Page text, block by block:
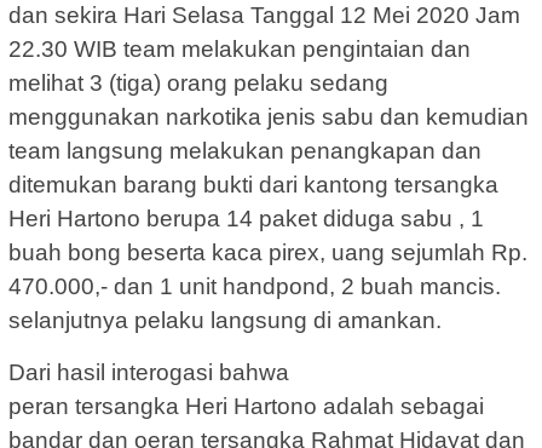
dan sekira Hari Selasa Tanggal 12 Mei 2020 Jam
22.30 WIB team melakukan pengintaian dan
melihat 3 (tiga) orang pelaku sedang
menggunakan narkotika jenis sabu dan kemudian
team langsung melakukan penangkapan dan
ditemukan barang bukti dari kantong tersangka
Heri Hartono berupa 14 paket diduga sabu , 1
buah bong beserta kaca pirex, uang sejumlah Rp.
470.000,- dan 1 unit handpond, 2 buah mancis.
selanjutnya pelaku langsung di amankan.
Dari hasil interogasi bahwa
peran tersangka Heri Hartono adalah sebagai
bandar dan oeran tersangka Rahmat Hidayat dan